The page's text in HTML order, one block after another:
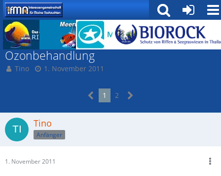
DIY / Technik und Methoden
Ozonbehandlung
Tino 1. November 2011
1 2
Tino
Anfänger
1. November 2011